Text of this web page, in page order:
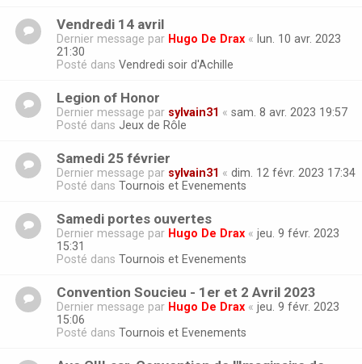
Vendredi 14 avril
Dernier message par Hugo De Drax « lun. 10 avr. 2023
21:30
Posté dans Vendredi soir d'Achille
Legion of Honor
Dernier message par sylvain31 « sam. 8 avr. 2023 19:57
Posté dans Jeux de Rôle
Samedi 25 février
Dernier message par sylvain31 « dim. 12 févr. 2023 17:34
Posté dans Tournois et Evenements
Samedi portes ouvertes
Dernier message par Hugo De Drax « jeu. 9 févr. 2023
15:31
Posté dans Tournois et Evenements
Convention Soucieu - 1er et 2 Avril 2023
Dernier message par Hugo De Drax « jeu. 9 févr. 2023
15:06
Posté dans Tournois et Evenements